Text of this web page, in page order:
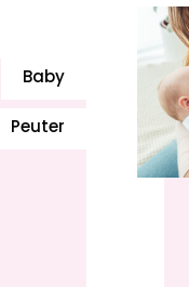
Baby
Peuter